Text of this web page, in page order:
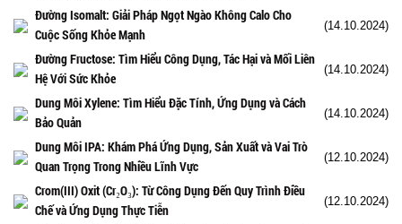
Đường Isomalt: Giải Pháp Ngọt Ngào Không Calo Cho
Cuộc Sống Khỏe Mạnh
(14.10.2024)
Đường Fructose: Tìm Hiểu Công Dụng, Tác Hại và Mối Liên
Hệ Với Sức Khỏe
(14.10.2024)
Dung Môi Xylene: Tìm Hiểu Đặc Tính, Ứng Dụng và Cách
Bảo Quản
(14.10.2024)
Dung Môi IPA: Khám Phá Ứng Dụng, Sản Xuất và Vai Trò
Quan Trọng Trong Nhiều Lĩnh Vực
(12.10.2024)
Crom(III) Oxit (Cr₂O₃): Từ Công Dụng Đến Quy Trình Điều
Chế và Ứng Dụng Thực Tiễn
(12.10.2024)